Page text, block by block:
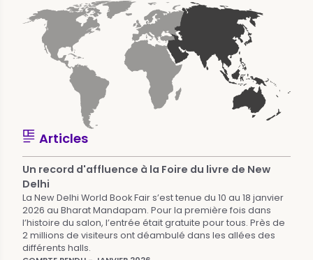
Articles
Un record d'affluence à la Foire du livre de New
Delhi
La New Delhi World Book Fair s’est tenue du 10 au 18 janvier
2026 au Bharat Mandapam. Pour la première fois dans
l’histoire du salon, l’entrée était gratuite pour tous. Près de
2 millions de visiteurs ont déambulé dans les allées des
différents halls.